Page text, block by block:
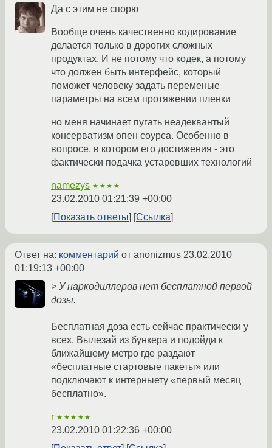
Да с этим не спорю
Вообще очень качественно кодирование
делается только в дорогих сложных
продуктах. И не потому что кодек, а потому
что должен быть интерфейс, который
поможет человеку задать переменые
параметры на всем протяжении пленки
но меня начинает пугать неадеквантый
консерватизм опен соурса. Особенно в
вопросе, в котором его достижения - это
фактически подачка устаревших технологий
namezys ★★★★
23.02.2010 01:21:39 +00:00
Показать ответы
Ссылка
Ответ на: комментарий от anonizmus 23.02.2010
01:19:13 +00:00
> У наркодиллеров нет бесплатной первой
дозы.
Бесплатная доза есть сейчас практически у
всех. Вылезай из бункера и подойди к
ближайшему метро где раздают
«бесплатные стартовые пакеты» или
подключают к интерныету «первый месяц
бесплатно».
r ★★★★★
23.02.2010 01:22:36 +00:00